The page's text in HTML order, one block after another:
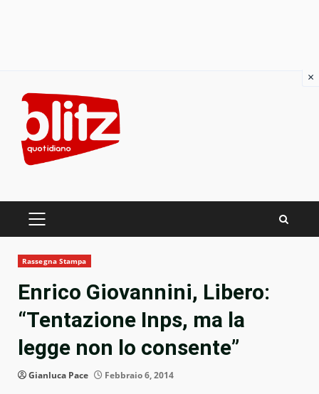
content
PRIMARY
Rassegna Stampa
Enrico Giovannini, Libero:
“Tentazione Inps, ma la
legge non lo consente”
Gianluca Pace Febbraio 6, 2014
×